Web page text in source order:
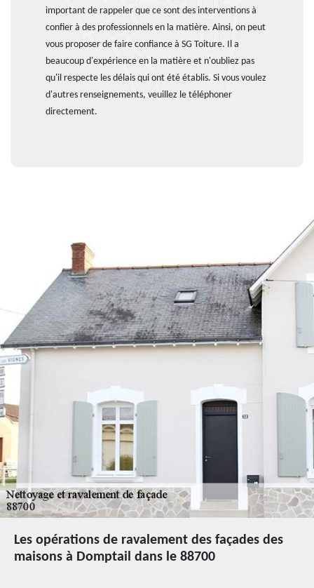
important de rappeler que ce sont des interventions à
confier à des professionnels en la matière. Ainsi, on peut
vous proposer de faire confiance à SG Toiture. Il a
beaucoup d'expérience en la matière et n'oubliez pas
qu'il respecte les délais qui ont été établis. Si vous voulez
d'autres renseignements, veuillez le téléphoner
directement.
Les opérations de ravalement des façades des
maisons à Domptail dans le 88700